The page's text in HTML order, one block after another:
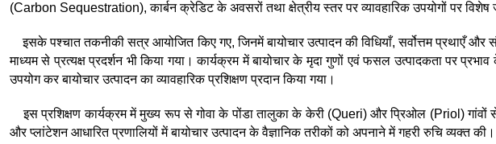
(Carbon Sequestration), कार्बन क्रेडिट के अवसरों तथा क्षेत्रीय स्तर पर व्यावहारिक उपयोगों पर विशेष
इसके पश्चात तकनीकी सत्र आयोजित किए गए, जिनमें बायोचार उत्पादन की विधियाँ, सर्वोत्तम प्रथाएँ
माध्यम से प्रत्यक्ष प्रदर्शन भी किया गया। कार्यक्रम में बायोचार के मृदा गुणों एवं फसल उत्पादकता पर
उपयोग कर बायोचार उत्पादन का व्यावहारिक प्रशिक्षण प्रदान किया गया।
इस प्रशिक्षण कार्यक्रम में मुख्य रूप से गोवा के पोंडा तालुका के केरी (Queri) और प्रिओल (Priol)
और प्लांटेशन आधारित प्रणालियों में बायोचार उत्पादन के वैज्ञानिक तरीकों को अपनाने में गहरी रुचि व्यक्त की।